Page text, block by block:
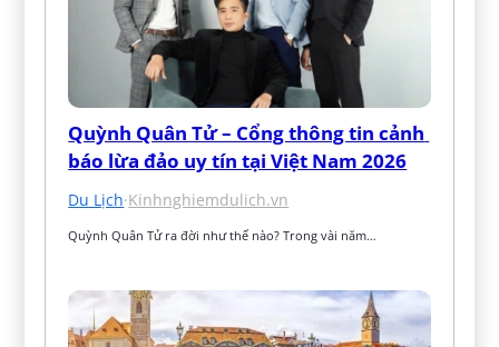
Quỳnh Quân Tử – Cổng thông tin cảnh
báo lừa đảo uy tín tại Việt Nam 2026
Du Lịch·Kinhnghiemdulich.vn
Quỳnh Quân Tử ra đời như thế nào? Trong vài năm…